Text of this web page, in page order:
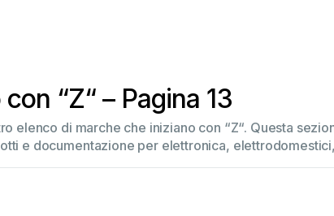
“Z“ – Pagina 13
elenco di marche che iniziano con “Z“. Questa
e documentazione per elettronica,